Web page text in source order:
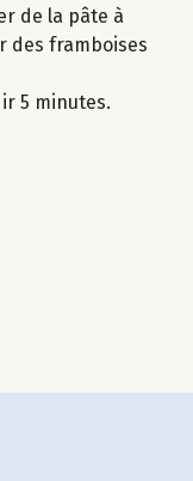
de la pâte à
des framboises
5 minutes.